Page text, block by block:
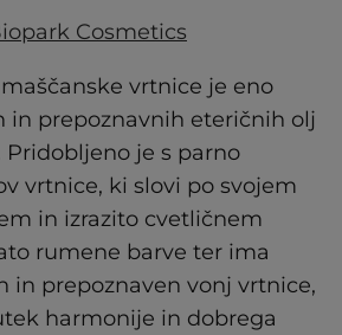
Cosmetics
vrtnice je eno
in prepoznavnih eteričnih olj
je s parno
vrtnice, ki slovi po svojem
in izrazito cvetličnem
rumene barve ter ima
in prepoznaven vonj vrtnice,
harmonije in dobrega